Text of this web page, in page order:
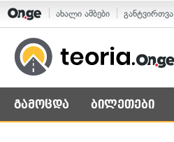
ახალი ამბები განტვირთვა
გამოცდა ბილეთები